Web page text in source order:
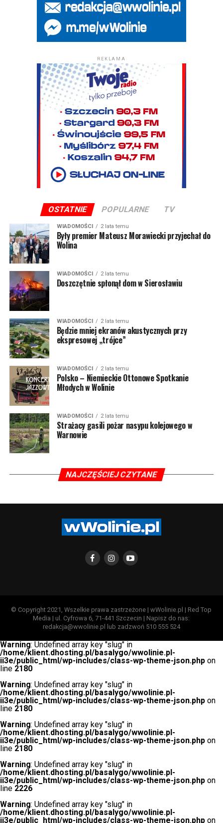
REKLAMA
OSTATNIE POPULARNE TV
WIADOMOŚCI 2 lata temu
Były premier Mateusz Morawiecki przyjechał do
Wolina
WIADOMOŚCI 2 lata temu
Doszczętnie spłonął dom w Sierosławiu
WIADOMOŚCI 2 lata temu
Będzie mniej ekranów akustycznych przy
ekspresowej „trójce”
WIADOMOŚCI 2 lata temu
Polsko – Niemieckie Ottonowe Spotkanie
Młodych w Wolinie
WIADOMOŚCI 2 lata temu
Strażacy gasili pożar nasypu kolejowego w
Warnowie
NAJCZĘŚCIEJ CZYTANE
© Copyright 2021, Wszelkie prawa zastrzeżone | wWolinie.pl | Red Top
Media | ul. Cyfrowa 6, 71-441 Szczecin | Napisz do nas:
redakcja@wwolinie.pl lub zadzwoń 510 555 524
Warning: Undefined array key "slug" in
/home/klient.dhosting.pl/basalygo/wwolinie.pl-
ii3e/public_html/wp-includes/class-wp-theme-json.php on
line 2180
Warning: Undefined array key "slug" in
/home/klient.dhosting.pl/basalygo/wwolinie.pl-
ii3e/public_html/wp-includes/class-wp-theme-json.php on
line 2180
Warning: Undefined array key "slug" in
/home/klient.dhosting.pl/basalygo/wwolinie.pl-
ii3e/public_html/wp-includes/class-wp-theme-json.php on
line 2180
Warning: Undefined array key "slug" in
/home/klient.dhosting.pl/basalygo/wwolinie.pl-
ii3e/public_html/wp-includes/class-wp-theme-json.php on
line 2226
Warning: Undefined array key "slug" in
/home/klient.dhosting.pl/basalygo/wwolinie.pl-
ii3e/public_html/wp-includes/class-wp-theme-json.php on